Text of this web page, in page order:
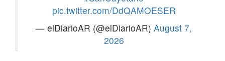
pic.twitter.com/DdQAMOESER
— elDiarioAR (@elDiarioAR) August 7,
2026